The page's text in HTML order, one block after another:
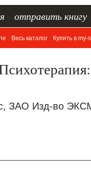
отправить книгу
Весь каталог Купить в my-
ЗАО Изд-во